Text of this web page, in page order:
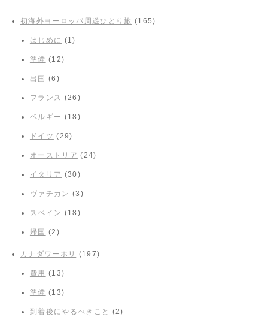
初海外ヨーロッパ周遊ひとり旅 (165)
はじめに (1)
準備 (12)
出国 (6)
フランス (26)
ベルギー (18)
ドイツ (29)
オーストリア (24)
イタリア (30)
ヴァチカン (3)
スペイン (18)
帰国 (2)
カナダワーホリ (197)
費用 (13)
準備 (13)
到着後にやるべきこと (2)